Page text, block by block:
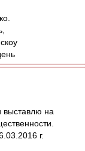
выставлю на
г.